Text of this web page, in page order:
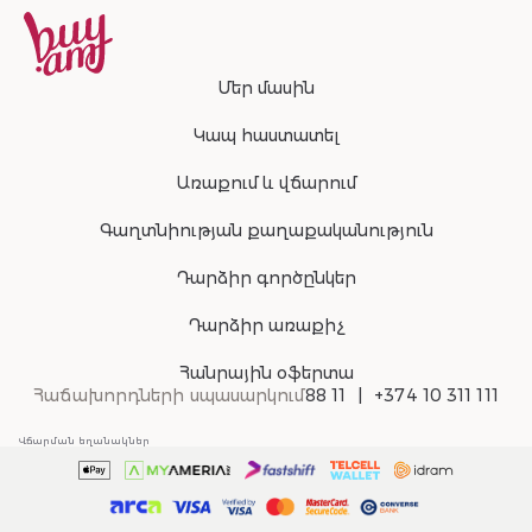
Մեր մասին
Կապ հաստատել
Առաքում և վճարում
Գաղտնիության քաղաքականություն
Դարձիր գործընկեր
Դարձիր առաքիչ
Հանրային օֆերտա
Հաճախորդների սպասարկում88 11 +374 10 311 111
Վճարման եղանակներ